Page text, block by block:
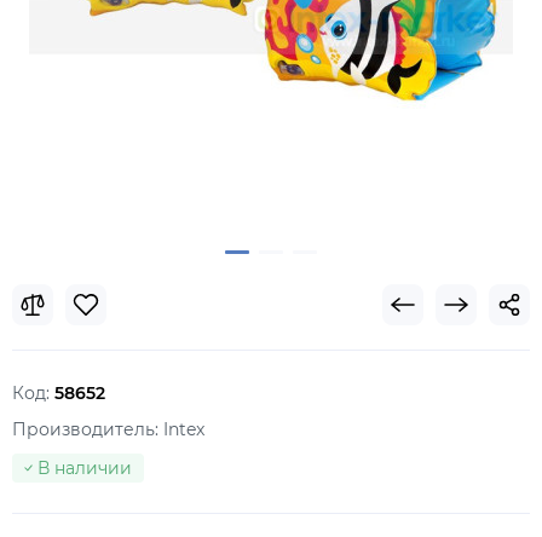
Код: 58652
Производитель: Intex
В наличии